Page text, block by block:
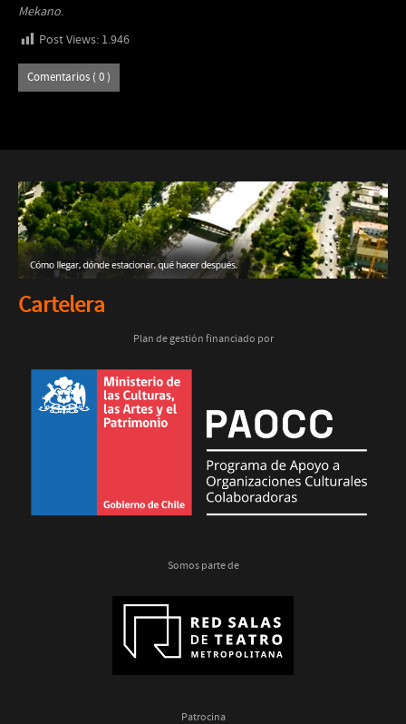
Mekano.
Post Views: 1.946
Comentarios ( 0 )
Cartelera
Plan de gestión financiado por
Somos parte de
Patrocina